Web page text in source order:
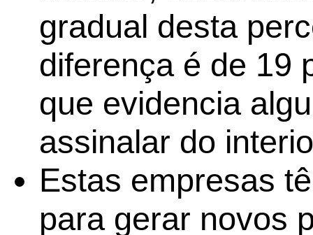
gradual desta
diferença é de 19
que evidencia
assinalar do
Estas empresas
para gerar novos